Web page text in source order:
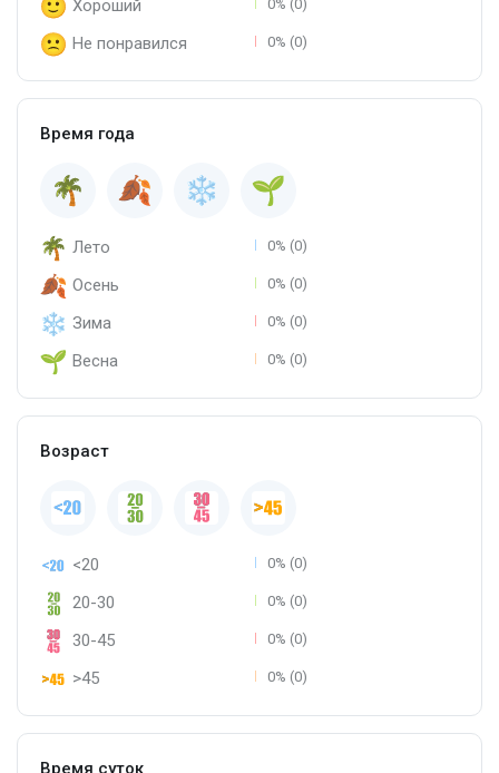
Хороший 0% (0)
Не понравился 0% (0)
Время года
Лето 0% (0)
Осень 0% (0)
Зима 0% (0)
Весна 0% (0)
Возраст
<20 0% (0)
20-30 0% (0)
30-45 0% (0)
>45 0% (0)
Время суток